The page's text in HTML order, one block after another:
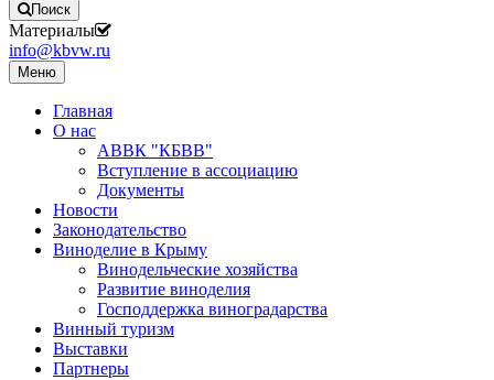
Поиск
Материалы
info@kbvw.ru
Меню
Главная
О нас
АВВК "КБВВ"
Вступление в ассоциацию
Документы
Новости
Законодательство
Виноделие в Крыму
Винодельческие хозяйства
Развитие виноделия
Господдержка виноградарства
Винный туризм
Выставки
Партнеры